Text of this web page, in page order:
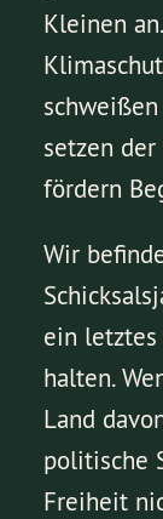
Kleinen
setzen
fördern
Wir
ein
halten.
Land
politische
Freiheit